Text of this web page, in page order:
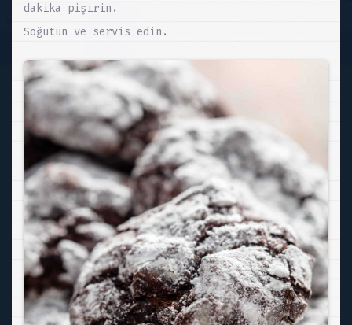
dakika pişirin.
Soğutun ve servis edin.